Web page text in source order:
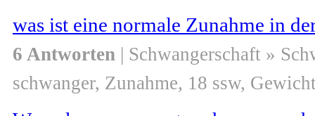
was ist eine normale Zunahme in
6 Antworten | Schwangerschaft »
schwanger, Zunahme, 18 ssw,